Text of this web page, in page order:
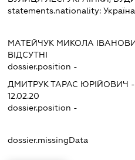
statements.nationality:Україна
МАТЕЙЧУК МИКОЛА
ВІДСУТНІ
dossier.position -
ДМИТРУК ТАРАС ЮРІЙОВИЧ -
12.02.20
dossier.position -
dossier.missingData